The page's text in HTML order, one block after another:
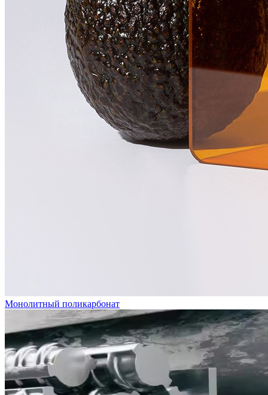
Монолитный поликарбонат